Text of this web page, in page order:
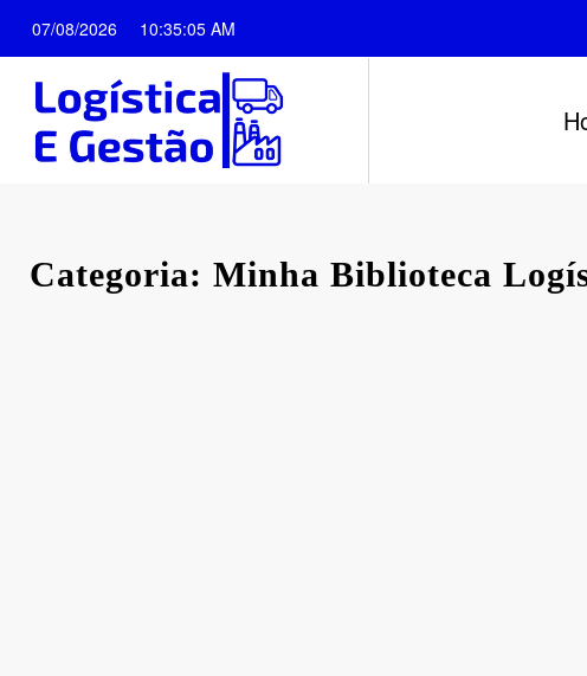
para
conteúdo
07/08/2026 10:35:06 AM
Categoria: Minha Biblioteca